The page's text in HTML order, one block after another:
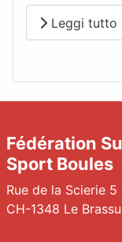
Leggi tutto
Fédération
Sport Boules
Rue de la Scierie 5
CH-1348 Le